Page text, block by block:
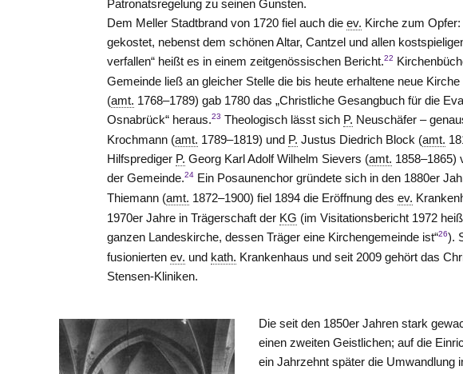
Patronatsregelung zu seinen Gunsten.
Dem Meller Stadtbrand von 1720 fiel auch dieev. Kirche zum
gekostet, nebenst dem schönen Altar, Cantzel und allen
verfallen“ heißt es in einem zeitgenössischen Bericht.22
Gemeinde ließ an gleicher Stelle die bis heute erhaltene neue
(amt. 1768–1789) gab 1780 das „Christliche Gesangbuch für die
Osnabrück“ heraus.23 Theologisch lässt sich P. Neuschäfer –
Krochmann (amt. 1789–1819) und P. Justus Diedrich Block (amt.
Hilfsprediger P. Georg Karl Adolf Wilhelm Sievers (amt. 1858–1865)
der Gemeinde.24 Ein Posaunenchor gründete sich in den 1880er
Thiemann (amt. 1872–1900) fiel 1894 die Eröffnung desev.
1970er Jahre in Trägerschaft der KG (im Visitationsbericht 1972
ganzen Landeskirche, dessen Träger eine Kirchengemeinde ist“26).
fusioniertenev. und kath. Krankenhaus und seit 2009 gehört das
Stensen-Kliniken.
Die seit den 1850er Jahren stark
einen zweiten Geistlichen; auf die
ein Jahrzehnt später die Umwandlung